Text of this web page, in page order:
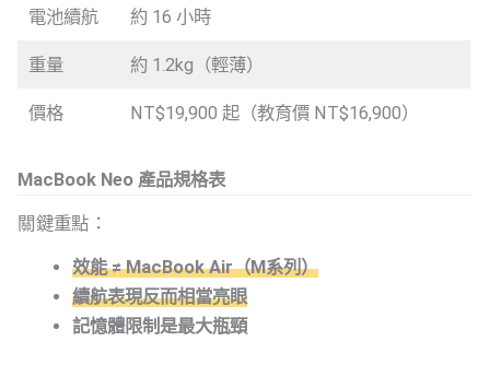
電池續航 約 16 小時
重量 約 1.2kg（輕薄）
價格 NT$19,900 起（教育價 NT$16,900）
MacBook Neo 產品規格表
關鍵重點：
效能 ≠ MacBook Air（M系列）
續航表現反而相當亮眼
記憶體限制是最大瓶頸